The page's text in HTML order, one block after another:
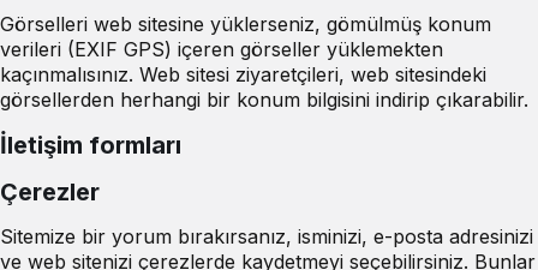
Görselleri web sitesine yüklerseniz, gömülmüş konum
verileri (EXIF GPS) içeren görseller yüklemekten
kaçınmalısınız. Web sitesi ziyaretçileri, web sitesindeki
görsellerden herhangi bir konum bilgisini indirip çıkarabilir.
İletişim formları
Çerezler
Sitemize bir yorum bırakırsanız, isminizi, e-posta adresinizi
ve web sitenizi çerezlerde kaydetmeyi seçebilirsiniz. Bunlar